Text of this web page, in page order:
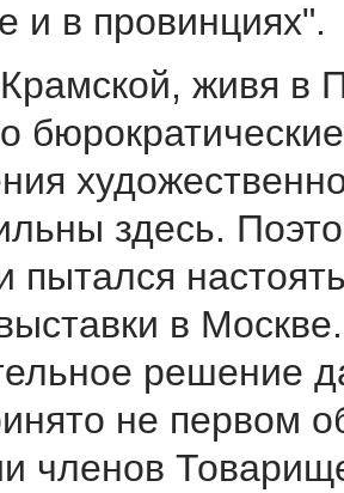
и в провинциях".
живя в
здесь.
пытался
в Москве.
решение
не первом
членов